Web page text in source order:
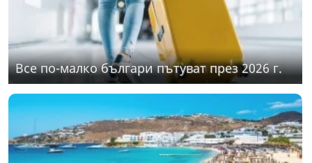
Все по-малко българи пътуват през 2026 г.